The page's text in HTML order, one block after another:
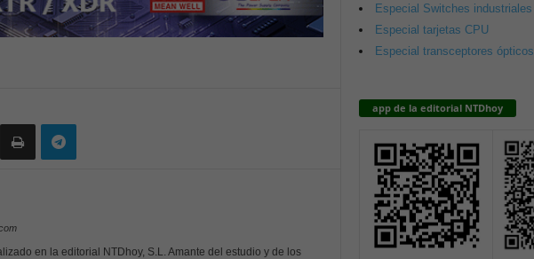
en la editorial NTDhoy, S.L. Amante del estudio y de los
Especial Switches industriales
Especial tarjetas CPU
Especial transceptores ópticos
app de la editorial NTDhoy